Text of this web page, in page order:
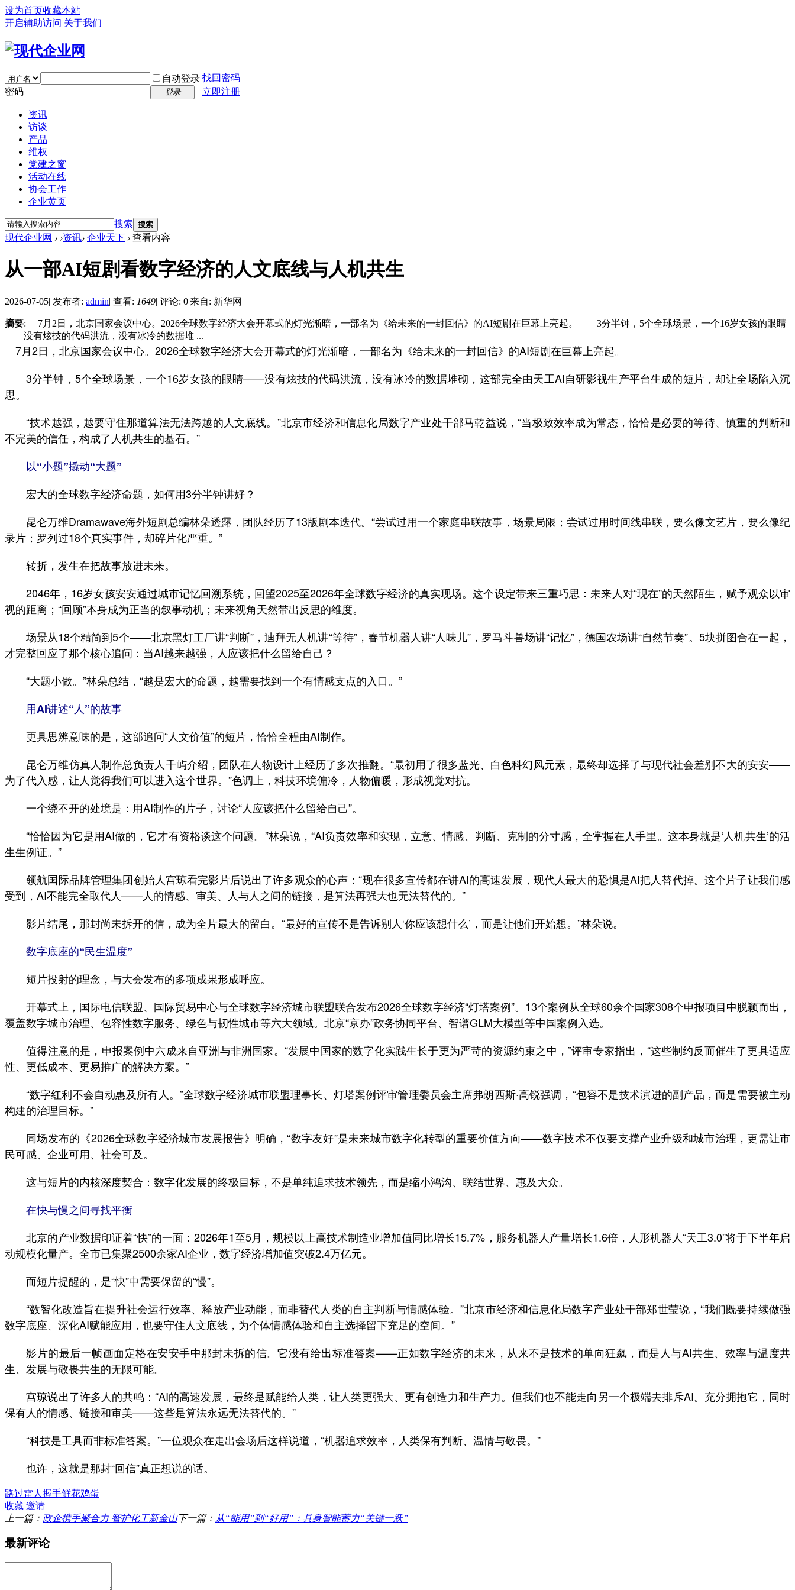
设为首页收藏本站
开启辅助访问 关于我们
自动登录 找回密码
密码
登录 立即注册
资讯
访谈
产品
维权
党建之窗
活动在线
协会工作
企业黄页
搜索 搜索
现代企业网 › ›资讯› 企业天下 › 查看内容
从一部AI短剧看数字经济的人文底线与人机共生
2026-07-05| 发布者: admin| 查看: 1649| 评论: 0|来自: 新华网
摘要: 7月2日，北京国家会议中心。2026全球数字经济大会开幕式的灯光渐暗，一部名为《给未来的一封回信》的AI短剧在巨幕上亮起。 3分半钟，5个全球场景，一个16岁女孩的眼睛
——没有炫技的代码洪流，没有冰冷的数据堆 ...
7月2日，北京国家会议中心。2026全球数字经济大会开幕式的灯光渐暗，一部名为《给未来的一封回信》的AI短剧在巨幕上亮起。
3分半钟，5个全球场景，一个16岁女孩的眼睛——没有炫技的代码洪流，没有冰冷的数据堆砌，这部完全由天工AI自研影视生产平台生成的短片，却让全场陷入沉
思。
“技术越强，越要守住那道算法无法跨越的人文底线。”北京市经济和信息化局数字产业处干部马乾益说，“当极致效率成为常态，恰恰是必要的等待、慎重的判断和
不完美的信任，构成了人机共生的基石。”
以“小题”撬动“大题”
宏大的全球数字经济命题，如何用3分半钟讲好？
昆仑万维Dramawave海外短剧总编林朵透露，团队经历了13版剧本迭代。“尝试过用一个家庭串联故事，场景局限；尝试过用时间线串联，要么像文艺片，要么像纪
录片；罗列过18个真实事件，却碎片化严重。”
转折，发生在把故事放进未来。
2046年，16岁女孩安安通过城市记忆回溯系统，回望2025至2026年全球数字经济的真实现场。这个设定带来三重巧思：未来人对“现在”的天然陌生，赋予观众以审
视的距离；“回顾”本身成为正当的叙事动机；未来视角天然带出反思的维度。
场景从18个精简到5个——北京黑灯工厂讲“判断”，迪拜无人机讲“等待”，春节机器人讲“人味儿”，罗马斗兽场讲“记忆”，德国农场讲“自然节奏”。5块拼图合在一起，
才完整回应了那个核心追问：当AI越来越强，人应该把什么留给自己？
“大题小做。”林朵总结，“越是宏大的命题，越需要找到一个有情感支点的入口。”
用AI讲述“人”的故事
更具思辨意味的是，这部追问“人文价值”的短片，恰恰全程由AI制作。
昆仑万维仿真人制作总负责人千屿介绍，团队在人物设计上经历了多次推翻。“最初用了很多蓝光、白色科幻风元素，最终却选择了与现代社会差别不大的安安——
为了代入感，让人觉得我们可以进入这个世界。”色调上，科技环境偏冷，人物偏暖，形成视觉对抗。
一个绕不开的处境是：用AI制作的片子，讨论“人应该把什么留给自己”。
“恰恰因为它是用AI做的，它才有资格谈这个问题。”林朵说，“AI负责效率和实现，立意、情感、判断、克制的分寸感，全掌握在人手里。这本身就是‘人机共生’的活
生生例证。”
领航国际品牌管理集团创始人宫琼看完影片后说出了许多观众的心声：“现在很多宣传都在讲AI的高速发展，现代人最大的恐惧是AI把人替代掉。这个片子让我们感
受到，AI不能完全取代人——人的情感、审美、人与人之间的链接，是算法再强大也无法替代的。”
影片结尾，那封尚未拆开的信，成为全片最大的留白。“最好的宣传不是告诉别人‘你应该想什么’，而是让他们开始想。”林朵说。
数字底座的“民生温度”
短片投射的理念，与大会发布的多项成果形成呼应。
开幕式上，国际电信联盟、国际贸易中心与全球数字经济城市联盟联合发布2026全球数字经济“灯塔案例”。13个案例从全球60余个国家308个申报项目中脱颖而出，
覆盖数字城市治理、包容性数字服务、绿色与韧性城市等六大领域。北京“京办”政务协同平台、智谱GLM大模型等中国案例入选。
值得注意的是，申报案例中六成来自亚洲与非洲国家。“发展中国家的数字化实践生长于更为严苛的资源约束之中，”评审专家指出，“这些制约反而催生了更具适应
性、更低成本、更易推广的解决方案。”
“数字红利不会自动惠及所有人。”全球数字经济城市联盟理事长、灯塔案例评审管理委员会主席弗朗西斯·高锐强调，“包容不是技术演进的副产品，而是需要被主动
构建的治理目标。”
同场发布的《2026全球数字经济城市发展报告》明确，“数字友好”是未来城市数字化转型的重要价值方向——数字技术不仅要支撑产业升级和城市治理，更需让市
民可感、企业可用、社会可及。
这与短片的内核深度契合：数字化发展的终极目标，不是单纯追求技术领先，而是缩小鸿沟、联结世界、惠及大众。
在快与慢之间寻找平衡
北京的产业数据印证着“快”的一面：2026年1至5月，规模以上高技术制造业增加值同比增长15.7%，服务机器人产量增长1.6倍，人形机器人“天工3.0”将于下半年启
动规模化量产。全市已集聚2500余家AI企业，数字经济增加值突破2.4万亿元。
而短片提醒的，是“快”中需要保留的“慢”。
“数智化改造旨在提升社会运行效率、释放产业动能，而非替代人类的自主判断与情感体验。”北京市经济和信息化局数字产业处干部郑世莹说，“我们既要持续做强
数字底座、深化AI赋能应用，也要守住人文底线，为个体情感体验和自主选择留下充足的空间。”
影片的最后一帧画面定格在安安手中那封未拆的信。它没有给出标准答案——正如数字经济的未来，从来不是技术的单向狂飙，而是人与AI共生、效率与温度共
生、发展与敬畏共生的无限可能。
宫琼说出了许多人的共鸣：“AI的高速发展，最终是赋能给人类，让人类更强大、更有创造力和生产力。但我们也不能走向另一个极端去排斥AI。充分拥抱它，同时
保有人的情感、链接和审美——这些是算法永远无法替代的。”
“科技是工具而非标准答案。”一位观众在走出会场后这样说道，“机器追求效率，人类保有判断、温情与敬畏。”
也许，这就是那封“回信”真正想说的话。
路过雷人 握手鲜花鸡蛋
收藏 邀请
上一篇： 政企携手聚合力 智护化工新金山下一篇： 从“能用”到“好用”：具身智能蓄力“关键一跃”
最新评论